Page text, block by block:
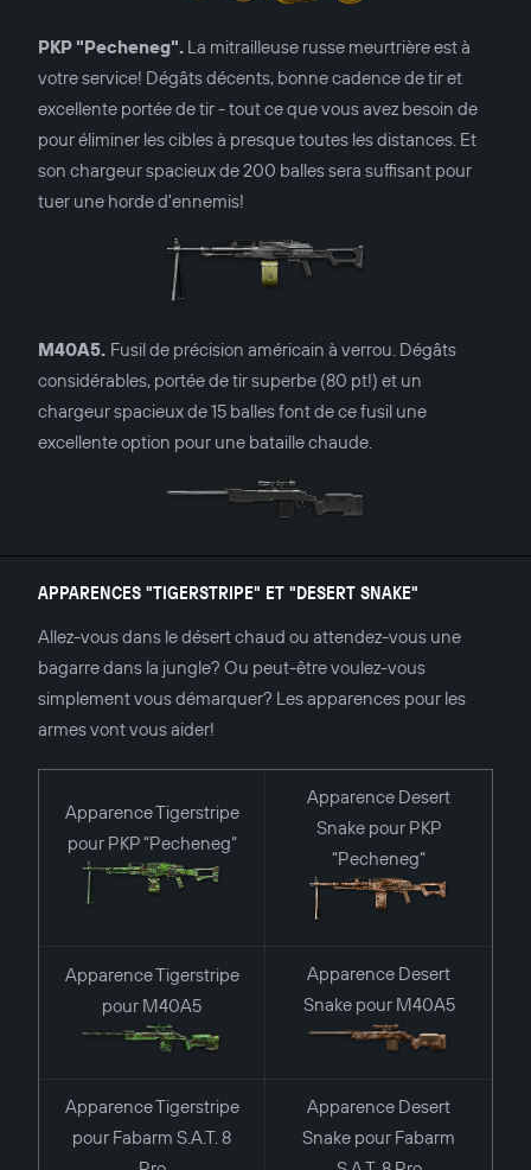
PKP "Pecheneg". La mitrailleuse russe meurtrière est à
votre service! Dégâts décents, bonne cadence de tir et
excellente portée de tir - tout ce que vous avez besoin de
pour éliminer les cibles à presque toutes les distances. Et
son chargeur spacieux de 200 balles sera suffisant pour
tuer une horde d'ennemis!
M40A5. Fusil de précision américain à verrou. Dégâts
considérables, portée de tir superbe (80 pt!) et un
chargeur spacieux de 15 balles font de ce fusil une
excellente option pour une bataille chaude.
APPARENCES "TIGERSTRIPE" ET "DESERT SNAKE"
Allez-vous dans le désert chaud ou attendez-vous une
bagarre dans la jungle? Ou peut-être voulez-vous
simplement vous démarquer? Les apparences pour les
armes vont vous aider!
Apparence Tigerstripe
pour PKP “Pecheneg“
Apparence Desert
Snake pour PKP
“Pecheneg“
Apparence Tigerstripe
pour М40А5
Apparence Desert
Snake pour М40А5
Apparence Tigerstripe
pour Fabarm S.A.T. 8
Apparence Desert
Snake pour Fabarm